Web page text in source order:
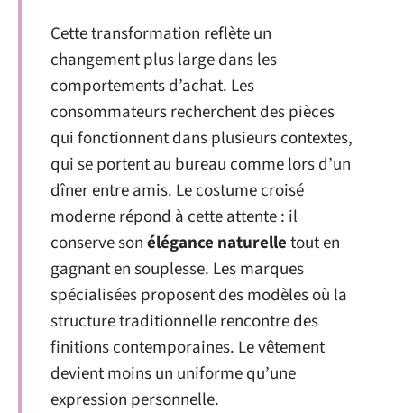
Cette transformation reflète un
changement plus large dans les
comportements d’achat. Les
consommateurs recherchent des pièces
qui fonctionnent dans plusieurs contextes,
qui se portent au bureau comme lors d’un
dîner entre amis. Le costume croisé
moderne répond à cette attente : il
conserve sonélégance naturelletout en
gagnant en souplesse. Les marques
spécialisées proposent des modèles où la
structure traditionnelle rencontre des
finitions contemporaines. Le vêtement
devient moins un uniforme qu’une
expression personnelle.